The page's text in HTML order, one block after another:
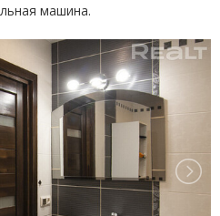
машина.